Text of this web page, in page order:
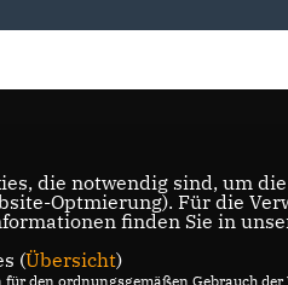
die notwendig sind, um
Optmierung). Für die
finden Sie in
(Übersicht)
den ordnungsgemäßen Gebrauch der